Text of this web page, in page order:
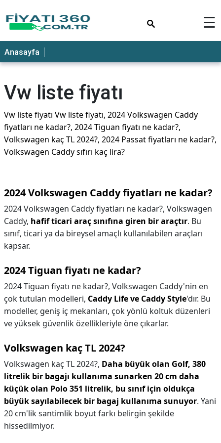
☰
Anasayfa
Vw liste fiyatı
Vw liste fiyatı Vw liste fiyatı, 2024 Volkswagen Caddy
fiyatları ne kadar?, 2024 Tiguan fiyatı ne kadar?,
Volkswagen kaç TL 2024?, 2024 Passat fiyatları ne kadar?,
Volkswagen Caddy sıfırı kaç lira?
2024 Volkswagen Caddy fiyatları ne kadar?
2024 Volkswagen Caddy fiyatları ne kadar?, Volkswagen
Caddy, hafif ticari araç sınıfına giren bir araçtır. Bu
sınıf, ticari ya da bireysel amaçlı kullanılabilen araçları
kapsar.
2024 Tiguan fiyatı ne kadar?
2024 Tiguan fiyatı ne kadar?, Volkswagen Caddy'nin en
çok tutulan modelleri, Caddy Life ve Caddy Style'dır. Bu
modeller, geniş iç mekanları, çok yönlü koltuk düzenleri
ve yüksek güvenlik özellikleriyle öne çıkarlar.
Volkswagen kaç TL 2024?
Volkswagen kaç TL 2024?, Daha büyük olan Golf, 380
litrelik bir bagajı kullanıma sunarken 20 cm daha
küçük olan Polo 351 litrelik, bu sınıf için oldukça
büyük sayılabilecek bir bagaj kullanıma sunuyor. Yani
20 cm'lik santimlik boyut farkı belirgin şekilde
hissedilmiyor.